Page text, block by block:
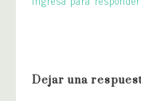
Dejar una